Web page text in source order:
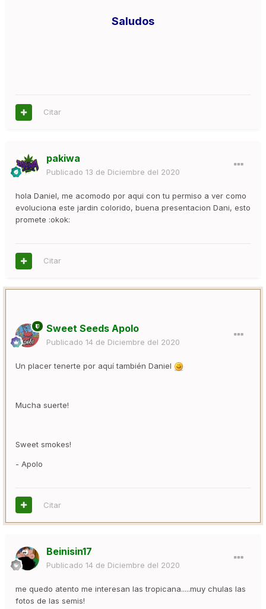
Saludos
Citar
pakiwa
Publicado 13 de Diciembre del 2020
hola Daniel, me acomodo por aqui con tu permiso a ver como
evoluciona este jardin colorido, buena presentacion Dani, esto
promete :okok:
Citar
Sweet Seeds Apolo
Publicado 14 de Diciembre del 2020
Un placer tenerte por aquí también Daniel
Mucha suerte!
Sweet smokes!
- Apolo
Citar
Beinisin17
Publicado 14 de Diciembre del 2020
me quedo atento me interesan las tropicana.....muy chulas las
fotos de las semis!